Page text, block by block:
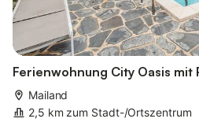
Ferienwohnung City Oasis mit
Mailand
2,5 km zum Stadt-/Ortszentrum